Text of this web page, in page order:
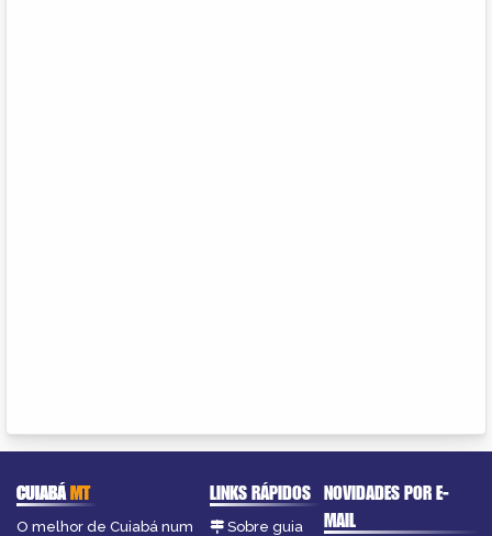
CUIABÁMT
O melhor de Cuiabá num
LINKS RÁPIDOS
Sobre guia
NOVIDADES POR E-
MAIL